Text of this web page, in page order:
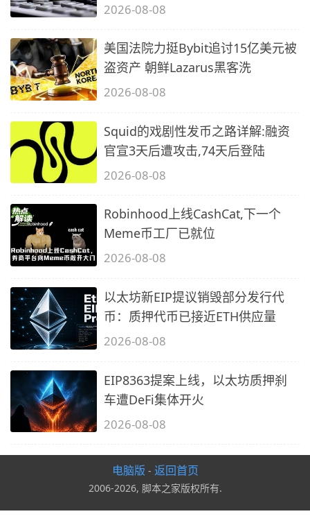
2026-08-08
美国法院力挺Bybit追讨15亿美元被
盗资产 朝鲜Lazarus黑客洗
2026-08-08
Squid的戏剧性发币之路详解:融资
官宣3天后遭攻击,74天后登陆
2026-08-08
Robinhood上线CashCat,下一个
Meme币工厂已就位
2026-08-08
以太坊新EIP提议销毁部分发行代
币：质押代币已接近ETH供应量
2026-08-08
EIP8363提案上线，以太坊质押刹
车遭DeFi集体开火
2026-08-08
电脑版 - 返回首页
2006-2026, 脚本之家版权所有.